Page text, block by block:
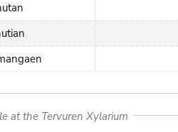
at the Tervuren Xylarium